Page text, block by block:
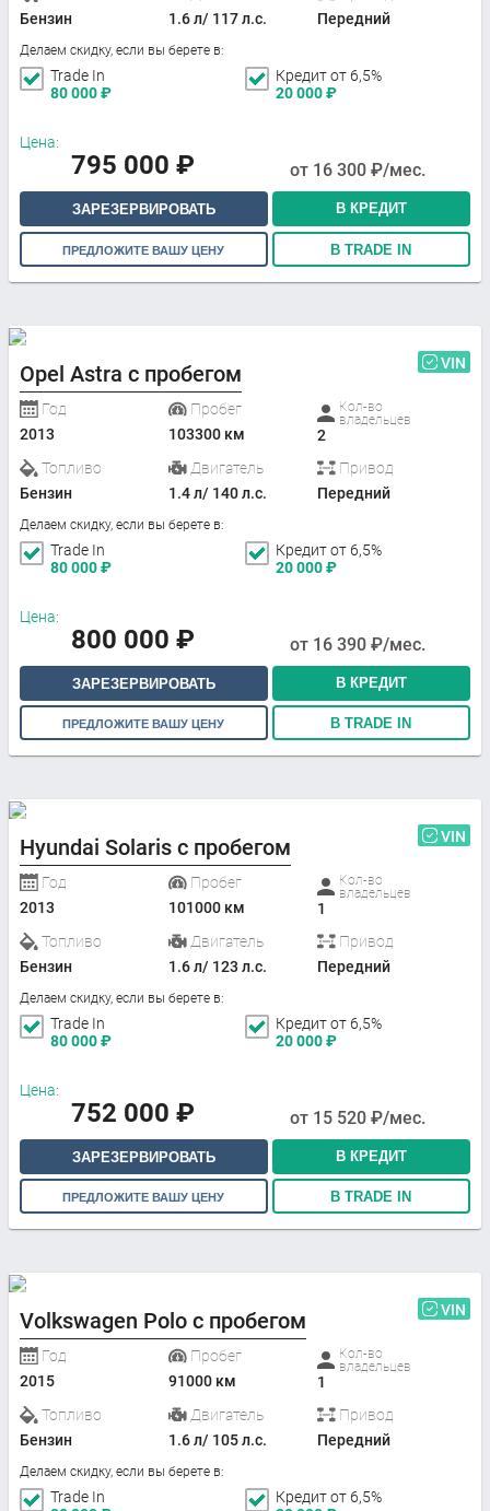
Бензин
1.6 л/ 117 л.с.
Передний
Делаем скидку, если вы берете в:
Trade In
80 000₽
Кредит от 6,5%
20 000₽
Цена:
795 000 ₽ от 16 300 ₽/мес.
ЗАРЕЗЕРВИРОВАТЬ В КРЕДИТ
ПРЕДЛОЖИТЕ ВАШУ ЦЕНУ В TRADE IN
Opel Astra с пробегом VIN
Год
2013
Пробег
103300 км
Кол-во
владельцев
2
Топливо
Бензин
Двигатель
1.4 л/ 140 л.с.
Привод
Передний
Делаем скидку, если вы берете в:
Trade In
80 000₽
Кредит от 6,5%
20 000₽
Цена:
800 000 ₽ от 16 390 ₽/мес.
ЗАРЕЗЕРВИРОВАТЬ В КРЕДИТ
ПРЕДЛОЖИТЕ ВАШУ ЦЕНУ В TRADE IN
Hyundai Solaris с пробегом VIN
Год
2013
Пробег
101000 км
Кол-во
владельцев
1
Топливо
Бензин
Двигатель
1.6 л/ 123 л.с.
Привод
Передний
Делаем скидку, если вы берете в:
Trade In
80 000₽
Кредит от 6,5%
20 000₽
Цена:
752 000 ₽ от 15 520 ₽/мес.
ЗАРЕЗЕРВИРОВАТЬ В КРЕДИТ
ПРЕДЛОЖИТЕ ВАШУ ЦЕНУ В TRADE IN
Volkswagen Polo с пробегом VIN
Год
2015
Пробег
91000 км
Кол-во
владельцев
1
Топливо
Бензин
Двигатель
1.6 л/ 105 л.с.
Привод
Передний
Делаем скидку, если вы берете в:
Trade In
Кредит от 6,5%